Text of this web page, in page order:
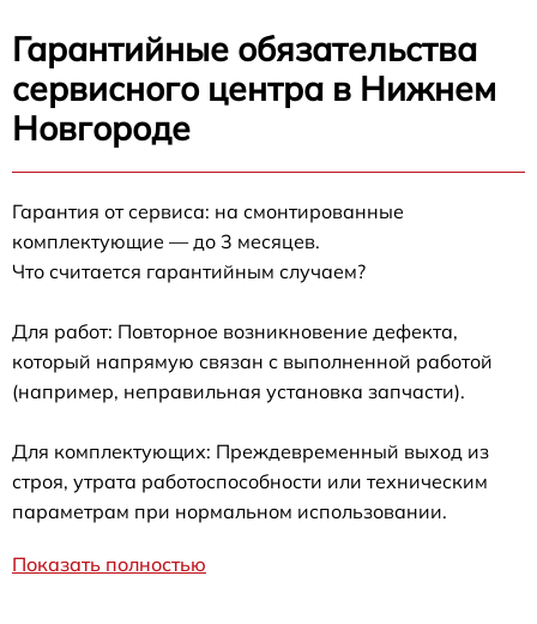
Гарантийные обязательства
сервисного центра в Нижнем
Новгороде
Гарантия от сервиса: на смонтированные
комплектующие — до 3 месяцев.
Что считается гарантийным случаем?
Для работ: Повторное возникновение дефекта,
который напрямую связан с выполненной работой
(например, неправильная установка запчасти).
Для комплектующих: Преждевременный выход из
строя, утрата работоспособности или техническим
параметрам при нормальном использовании.
Показать полностью